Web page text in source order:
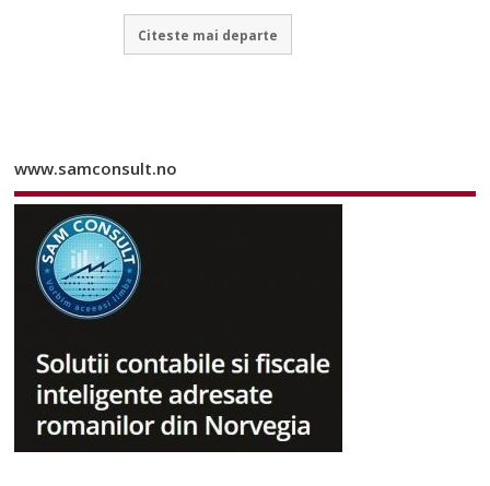
Citeste mai departe
www.samconsult.no